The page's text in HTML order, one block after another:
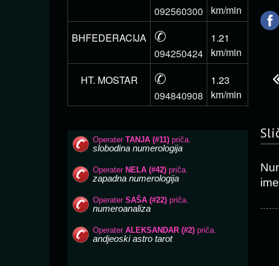
092560300
km/min
BHFEDERACIJA
✆
094250424
1.21
km/min
HT. MOSTAR
✆
094840908
1.23
km/min